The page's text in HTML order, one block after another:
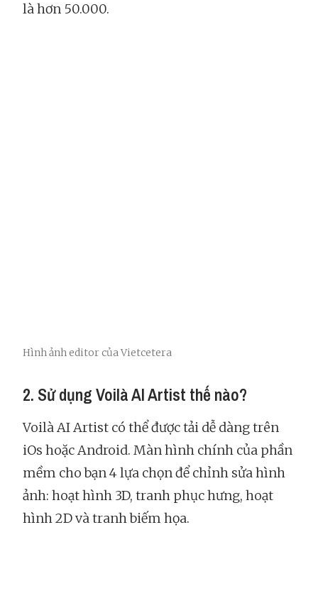
là hơn 50.000.
Hình ảnh editor của Vietcetera
2. Sử dụng Voilà AI Artist thế nào?
Voilà AI Artist có thể được tải dễ dàng trên
iOs hoặc Android. Màn hình chính của phần
mềm cho bạn 4 lựa chọn để chỉnh sửa hình
ảnh: hoạt hình 3D, tranh phục hưng, hoạt
hình 2D và tranh biếm họa.